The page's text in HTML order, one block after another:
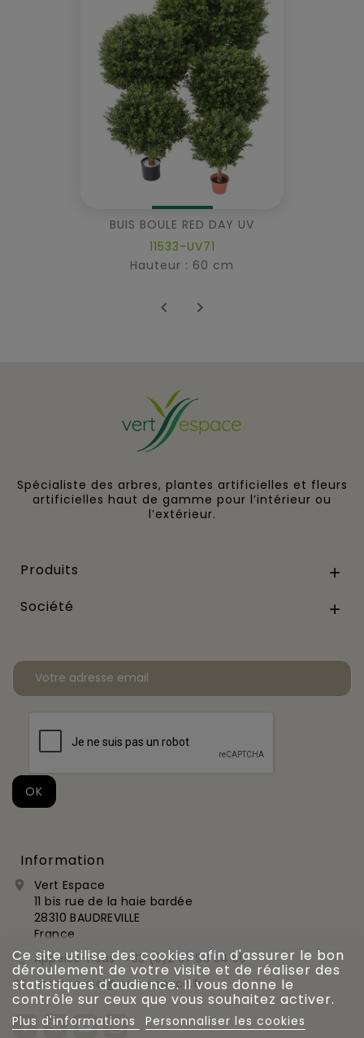
BUIS BOULE RED DAY UV
11533-UV71
Hauteur : 60 cm
 
Spécialiste des arbres, plantes artificielles et fleurs
artificielles haut de gamme pour l’intérieur ou
l’extérieur.
Produits 
Société 
Information

Vert Espace
11 bis rue de la haie bardée
28310 BAUDREVILLE
France
 Appelez-nous :+33 (0)2 37 99 54 56
 commercial@vert-espace.fr
Ce site utilise des cookies afin d'assurer le bon
déroulement de votre visite et de réaliser des
statistiques d'audience. Il vous donne le
contrôle sur ceux que vous souhaitez activer.
Plus d'informations Personnaliser les cookies